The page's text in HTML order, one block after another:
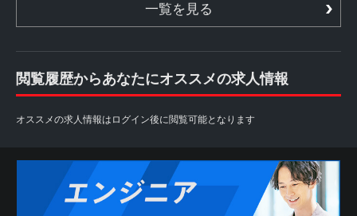
一覧を見る
閲覧履歴からあなたにオススメの求人情報
オススメの求人情報はログイン後に閲覧可能となります